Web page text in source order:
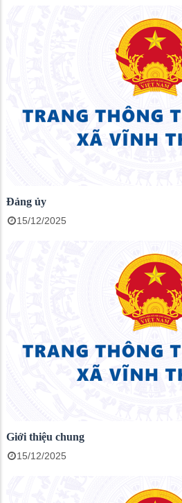
Đảng ủy
15/12/2025
Giới thiệu chung
15/12/2025